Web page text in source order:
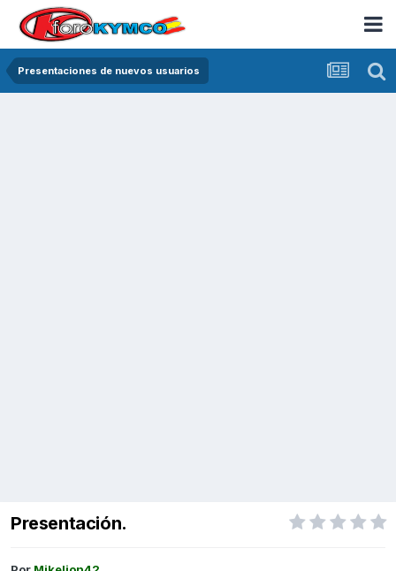
Presentaciones de nuevos usuarios
Presentación.